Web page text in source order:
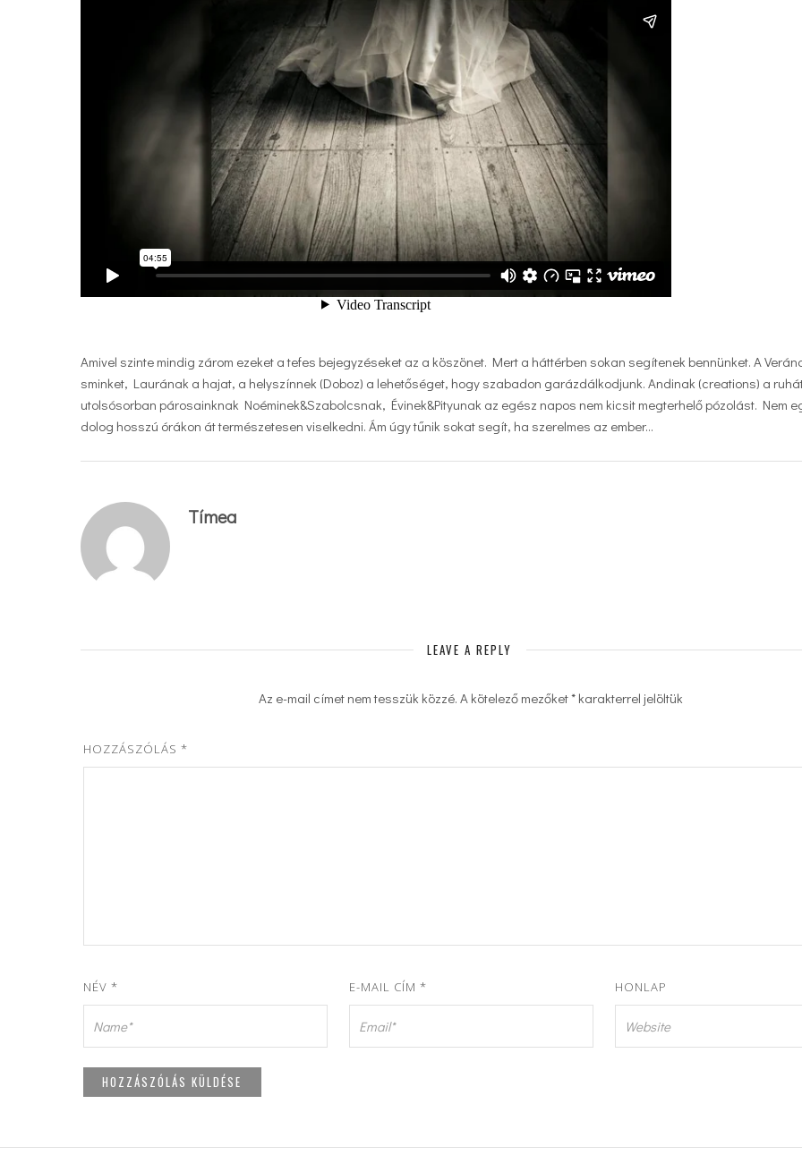
Amivel szinte mindig zárom ezeket a tefes bejegyzéseket az a köszönet. Mert a háttérben sokan segítenek bennünket. A
sminket, Laurának a hajat, a helyszínnek (Doboz) a lehetőséget, hogy szabadon garázdálkodjunk. Andinak (creations) a
utolsósorban párosainknak Noéminek&Szabolcsnak, Évinek&Pityunak az egész napos nem kicsit megterhelő pózolást. Nem
dolog hosszú órákon át természetesen viselkedni. Ám úgy tűnik sokat segít, ha szerelmes az ember…
Tímea
LEAVE A REPLY
Az e-mail címet nem tesszük közzé. A kötelező mezőket* karakterrel jelöltük
HOZZÁSZÓLÁS *
NÉV * E-MAIL CÍM * HONLAP